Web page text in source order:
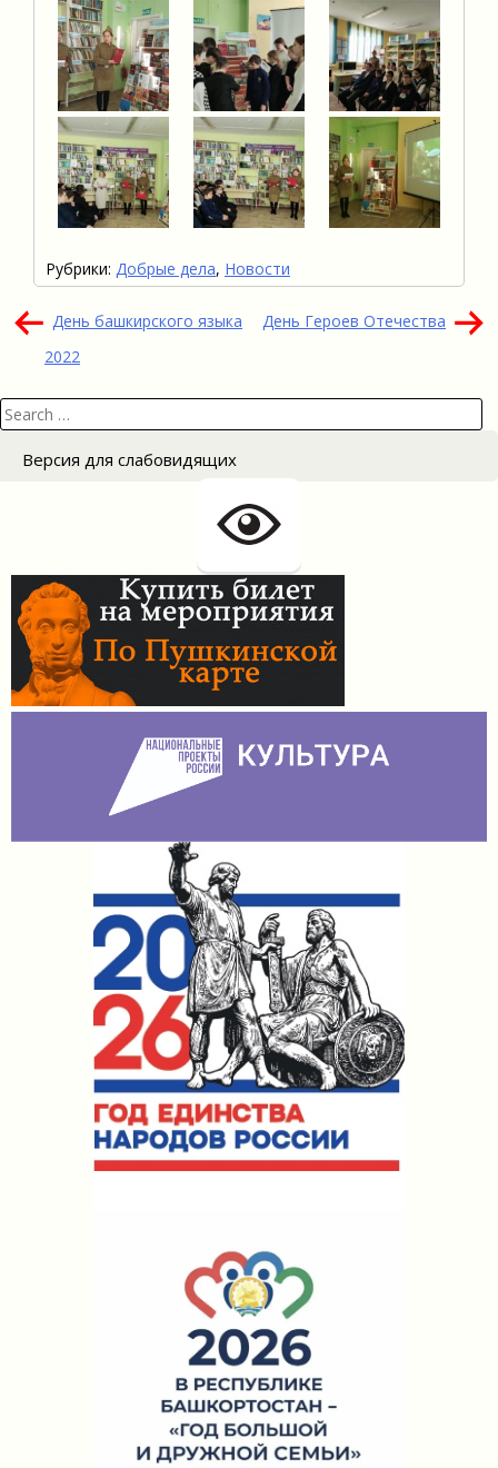
Рубрики: Добрые дела, Новости
Навигация
по
День башкирского языка
2022
День Героев Отечества
Search
for:
Версия для слабовидящих